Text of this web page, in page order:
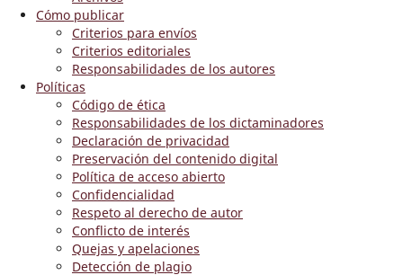
Cómo publicar
Criterios para envíos
Criterios editoriales
Responsabilidades de los autores
Políticas
Código de ética
Responsabilidades de los dictaminadores
Declaración de privacidad
Preservación del contenido digital
Política de acceso abierto
Confidencialidad
Respeto al derecho de autor
Conflicto de interés
Quejas y apelaciones
Detección de plagio